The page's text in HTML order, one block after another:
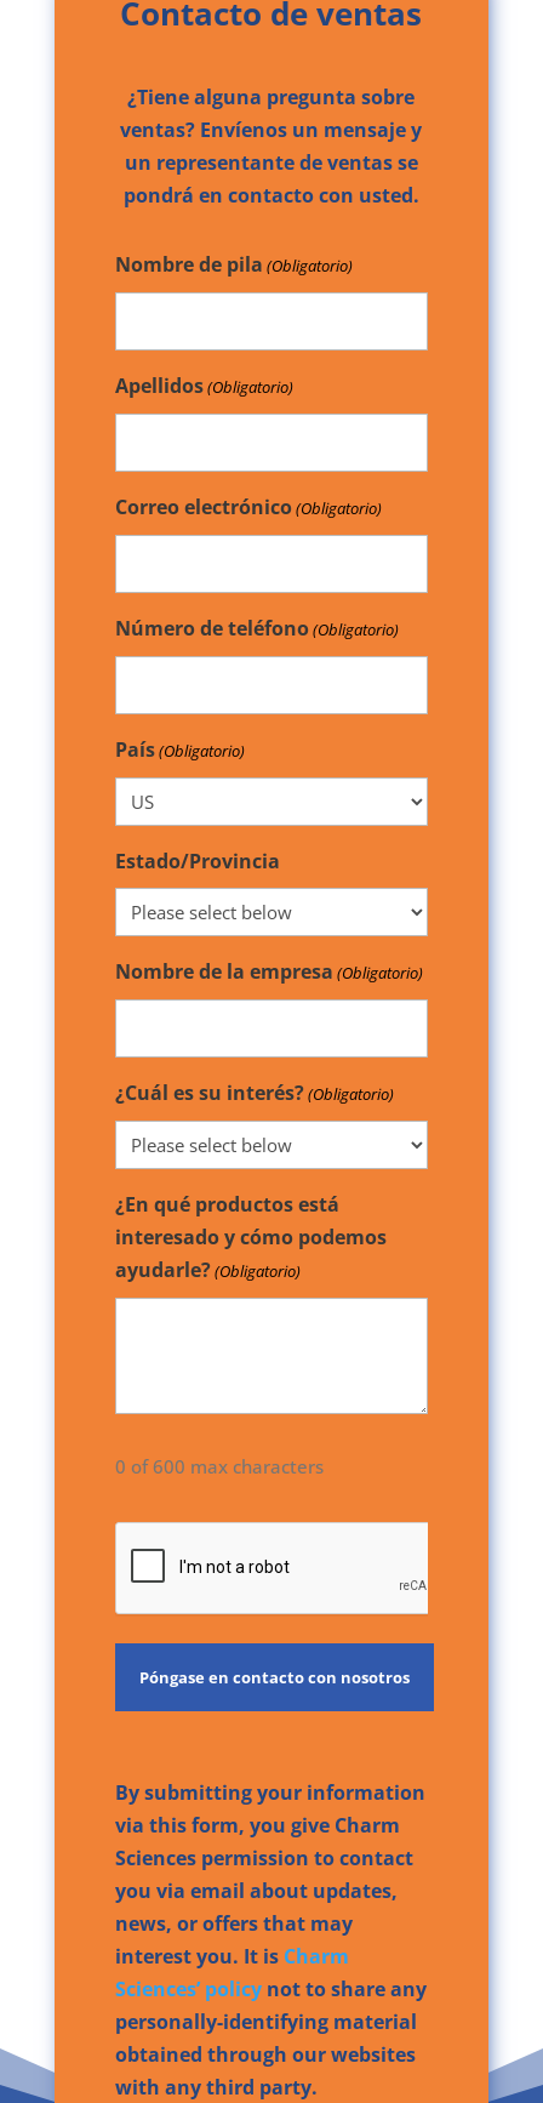
Contacto de ventas
¿Tiene alguna pregunta sobre
ventas? Envíenos un mensaje y
un representante de ventas se
pondrá en contacto con usted.
Nombre de pila (Obligatorio)
Apellidos(Obligatorio)
Correo electrónico(Obligatorio)
Número de teléfono(Obligatorio)
País(Obligatorio)
Estado/Provincia
Nombre de la empresa (Obligatorio)
¿Cuál es su interés?(Obligatorio)
¿En qué productos está
interesado y cómo podemos
ayudarle?(Obligatorio)
0 of 600 max characters
By submitting your information
via this form, you give Charm
Sciences permission to contact
you via email about updates,
news, or offers that may
interest you. It is Charm
Sciences’ policynot to share any
personally-identifying material
obtained through our websites
with any third party.